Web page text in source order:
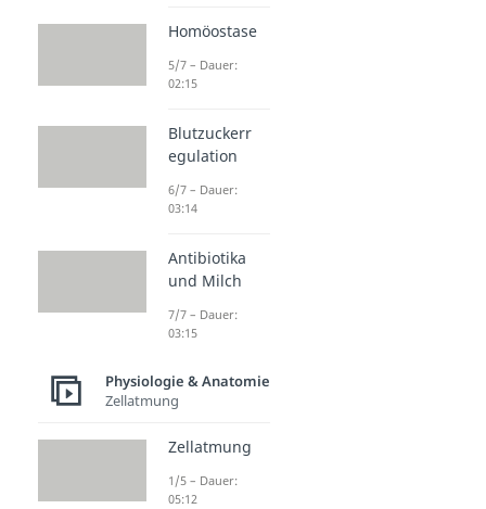
Homöostase
5/7 – Dauer:
02:15
Blutzuckerr
egulation
6/7 – Dauer:
03:14
Antibiotika
und Milch
7/7 – Dauer:
03:15
Physiologie & Anatomie
Zellatmung
Zellatmung
1/5 – Dauer:
05:12